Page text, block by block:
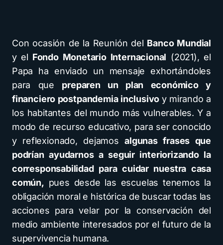
Con ocasión de la Reunión del Banco Mundial
y el Fondo Monetario Internacional (2021), el
Papa ha enviado un mensaje exhortándoles
para que preparen un plan económico y
financiero postpandemia inclusivo y mirando a
los habitantes del mundo más vulnerables. Y a
modo de recurso educativo, para ser conocido
y reflexionado, dejamosalgunas frases que
podrían ayudarnos a seguir interiorizando la
corresponsabilidad para cuidar nuestra casa
común, pues desde las escuelas tenemos la
obligación moral e histórica de buscar todas las
acciones para velar por la conservación del
medio ambiente interesados por el futuro de la
supervivencia humana.